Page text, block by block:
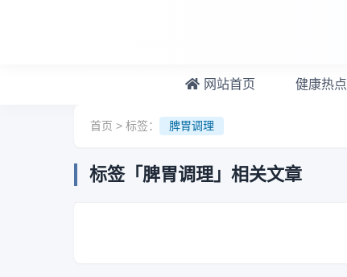
网站首页 健康热点
首页 > 标签： 脾胃调理
标签「脾胃调理」相关文章